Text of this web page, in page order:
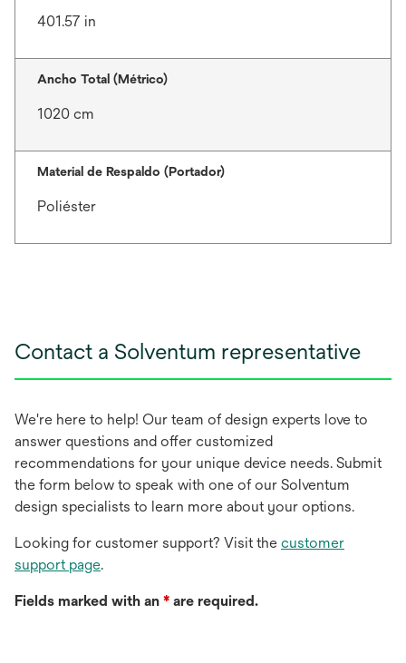
401.57 in
Ancho Total (Métrico)
1020 cm
Material de Respaldo (Portador)
Poliéster
Contact a Solventum representative
We're here to help! Our team of design experts love to
answer questions and offer customized
recommendations for your unique device needs. Submit
the form below to speak with one of our Solventum
design specialists to learn more about your options.
Looking for customer support? Visit the customer
support page.
Fields marked with an * are required.